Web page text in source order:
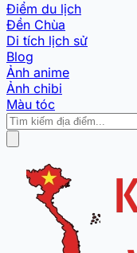
Điểm du lịch
Đền Chùa
Di tích lịch sử
Blog
Ảnh anime
Ảnh chibi
Màu tóc